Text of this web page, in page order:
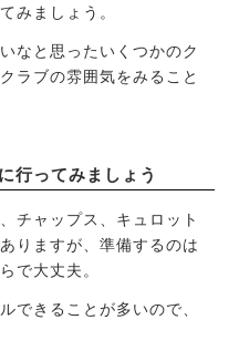
みましょう。
なと思ったいくつかのク
ラブの雰囲気をみること
行ってみましょう
チャップス、キュロット
りますが、準備するのは
で大丈夫。
できることが多いので、